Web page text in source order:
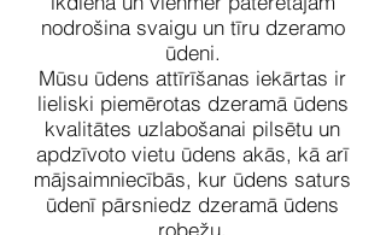
nodrošina svaigu un tīru dzeramo
ūdeni.
Mūsu ūdens attīrīšanas iekārtas ir
lieliski piemērotas dzeramā ūdens
kvalitātes uzlabošanai pilsētu un
apdzīvoto vietu ūdens akās, kā arī
mājsaimniecībās, kur ūdens saturs
ūdenī pārsniedz dzeramā ūdens
robežu.